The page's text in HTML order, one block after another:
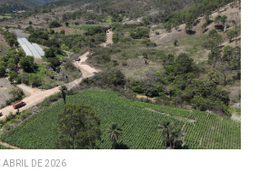
ABRIL DE 2026